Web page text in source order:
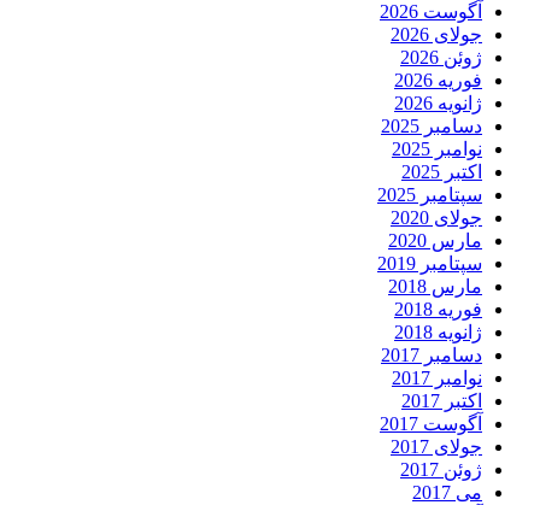
آگوست 2026
جولای 2026
ژوئن 2026
فوریه 2026
ژانویه 2026
دسامبر 2025
نوامبر 2025
اکتبر 2025
سپتامبر 2025
جولای 2020
مارس 2020
سپتامبر 2019
مارس 2018
فوریه 2018
ژانویه 2018
دسامبر 2017
نوامبر 2017
اکتبر 2017
آگوست 2017
جولای 2017
ژوئن 2017
می 2017